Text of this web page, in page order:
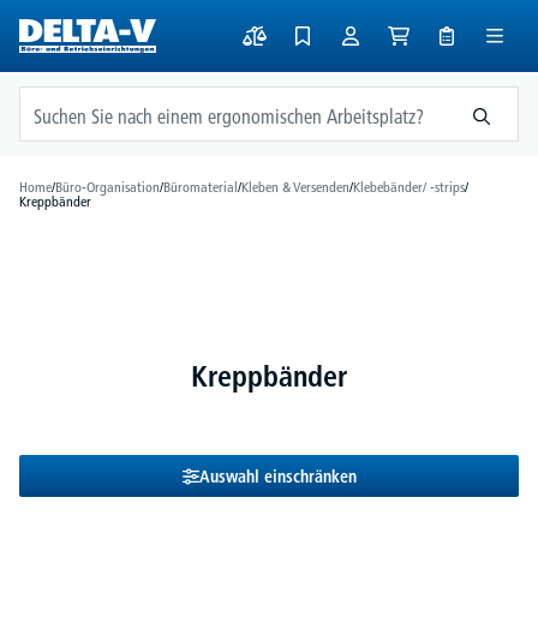
springen
Home/Büro-Organisation/Büromaterial/Kleben & Versenden/Klebebänder/ -strips/
Kreppbänder
Kreppbänder
Auswahl einschränken